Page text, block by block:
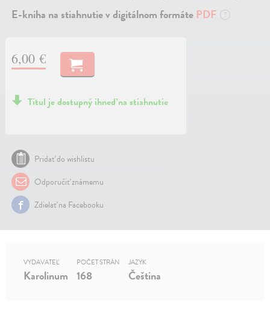
E-kniha na stiahnutie v digitálnom formáte PDF ?
6,00 €
Titul je dostupný ihneď na stiahnutie
Pridať do wishlistu
Odporučiť známemu
Zdielať na Facebooku
VYDAVATEĽ
Karolinum
POČET STRÁN
168
JAZYK
Čeština